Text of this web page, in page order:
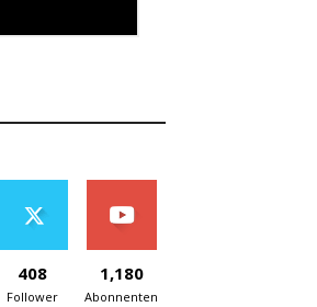
408
Follower
1,180
Abonnenten